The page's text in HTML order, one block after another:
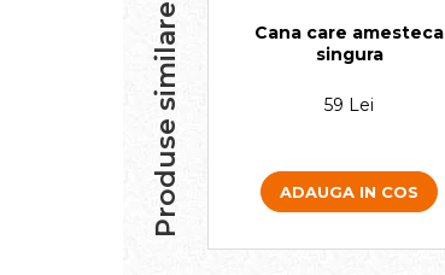
Produse similare
Cana care amesteca
singura
59 Lei
ADAUGA IN COS